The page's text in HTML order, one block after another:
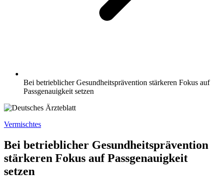
Bei betrieblicher Gesundheitsprävention stärkeren Fokus auf
Passgenauigkeit setzen
Vermischtes
Bei betrieblicher Gesundheitsprävention
stärkeren Fokus auf Passgenauigkeit
setzen